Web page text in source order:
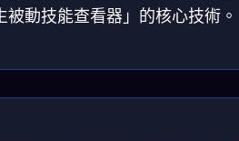
被動技能查看器」的核心技術。